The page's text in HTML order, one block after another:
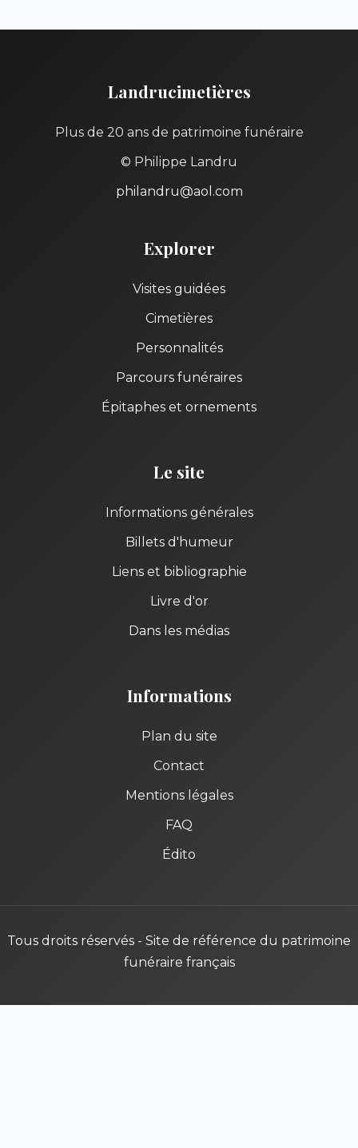
Landrucimetières
Plus de 20 ans de patrimoine funéraire
© Philippe Landru
philandru@aol.com
Explorer
Visites guidées
Cimetières
Personnalités
Parcours funéraires
Épitaphes et ornements
Le site
Informations générales
Billets d'humeur
Liens et bibliographie
Livre d'or
Dans les médias
Informations
Plan du site
Contact
Mentions légales
FAQ
Édito
Tous droits réservés - Site de référence du patrimoine
funéraire français